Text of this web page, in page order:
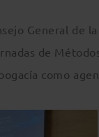
General de
de
como